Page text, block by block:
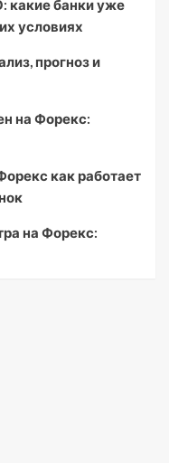
какие банки уже
условиях
прогноз и
на Форекс:
как работает
на Форекс: